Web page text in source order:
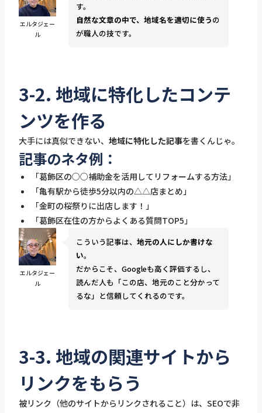
エルタジェー
ル
す。
自然な文章の中で、地域名を適切に使うの
が職人の技です。
3-2. 地域に特化したコンテ
ンツを作る
大手には真似できない、 地域に特化した記事を書くんじゃ。
記事のネタ例：
「葛飾区の○○補助金を活用してリフォームする方法」
「亀有駅から徒歩5分以内の△△店まとめ」
「金町の桜祭りに出店します！」
「葛飾区在住の方からよくある質問TOP5」
エルタジェー
ル
こういう記事は、 地元の人にしか書けな
い。
だからこそ、Googleも高く評価するし、
読んだ人も「この店、地元のこと分かって
るな」と信頼してくれるのです。
3-3. 地域の関連サイトから
リンクをもらう
被リンク（他のサイトからリンクされること）は、SEOで非